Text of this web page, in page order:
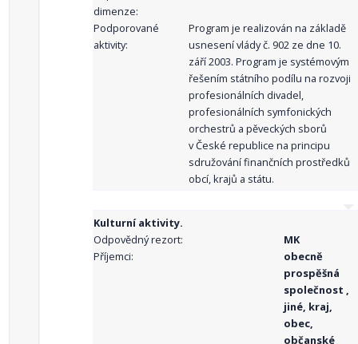
dimenze:
Podporované
aktivity:
Program je realizován na základě
usnesení vlády č. 902 ze dne 10.
září 2003. Program je systémovým
řešením státního podílu na rozvoji
profesionálních divadel,
profesionálních symfonických
orchestrů a pěveckých sborů
v České republice na principu
sdružování finančních prostředků
obcí, krajů a státu.
Kulturní aktivity.
Odpovědný rezort:
MK
Příjemci:
obecně
prospěšná
společnost ,
jiné, kraj,
obec,
občanské